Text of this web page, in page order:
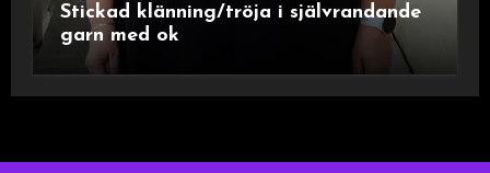
Stickad klänning/tröja i självrandande
garn med ok